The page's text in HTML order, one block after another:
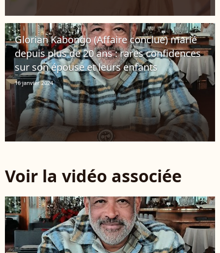
Glorian Kabongo (Affaire conclue) marié
depuis plus de 20 ans : rares confidences
sur son épouse et leurs enfants
16 janvier 2024
Voir la vidéo associée